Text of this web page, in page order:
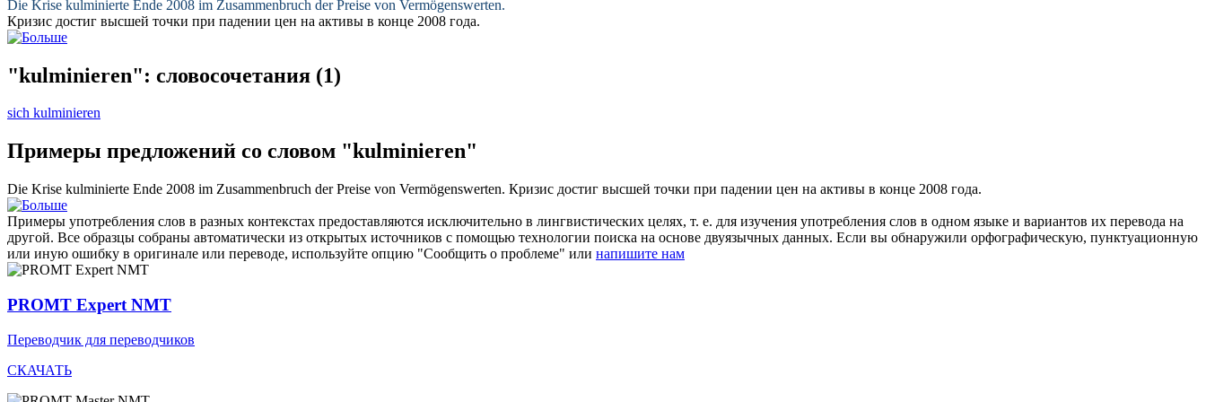
Die Krise kulminierte Ende 2008 im Zusammenbruch der Preise von Vermögenswerten.
Кризис достиг высшей точки при падении цен на активы в конце 2008 года.
"kulminieren": словосочетания (1)
sich kulminieren
Примеры предложений со словом "kulminieren"
Die Krise kulminierte Ende 2008 im Zusammenbruch der Preise von Vermögenswerten. Кризис достиг высшей точки при падении цен на активы в конце 2008 года.
Примеры употребления слов в разных контекстах предоставляются исключительно в лингвистических целях, т. е. для изучения употребления слов в одном языке и вариантов их перевода на
другой. Все образцы собраны автоматически из открытых источников с помощью технологии поиска на основе двуязычных данных. Если вы обнаружили орфографическую, пунктуационную
или иную ошибку в оригинале или переводе, используйте опцию "Сообщить о проблеме" или напишите нам
PROMT Expert NMT
Переводчик для переводчиков
СКАЧАТЬ